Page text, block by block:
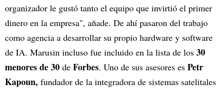
organizador le gustó tanto el equipo que invirtió el primer
dinero en la empresa", añade. De ahí pasaron del trabajo
como agencia a desarrollar su propio hardware y software
de IA. Marusin incluso fue incluido en la lista de los 30
menores de 30 de Forbes. Uno de sus asesores es Petr
Kapoun, fundador de la integradora de sistemas satelitales